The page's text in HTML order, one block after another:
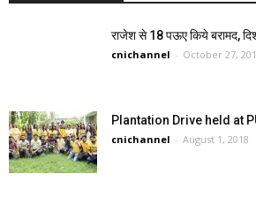
राजेश से 18 पऊए किये बरामद,
cnichannel - October 27,
Plantation Drive held at
cnichannel - August 1, 2018